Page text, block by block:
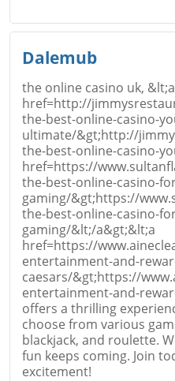
Email
Коментар*
Dalemub
the online casino uk, &lt;a
href=http://
the-best-online-casino-
ultimate/&gt;http://
the-best-online-casino-
href=https://
the-best-online-casino-
gaming/&gt;https://
the-best-online-casino-
gaming/&lt;/a&gt;&lt;a
href=https://
entertainment-and-
caesars/&gt;https://
entertainment-and-
offers a thrilling
choose from various
blackjack, and roulette.
fun keeps coming. Join
excitement!